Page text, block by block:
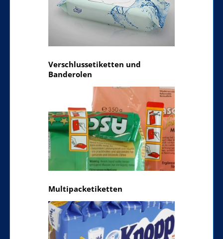
Verschlussetiketten und
Banderolen
Multipacketiketten